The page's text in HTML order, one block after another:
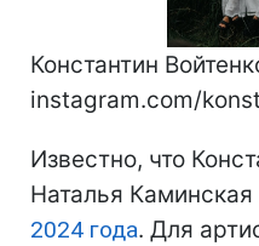
Константин
instagram.com/
Известно, что
Наталья Каминская
2024 года. Для